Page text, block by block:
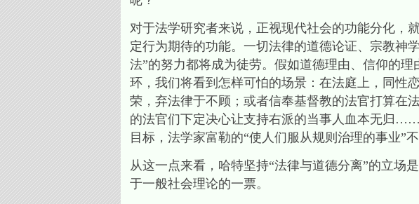
对于法学研究者来说，正视现代社会的功能分化，
定行为期待的功能。一切法律的道德论证、宗教神
法”的努力都将成为徒劳。假如道德理由、信仰的
环，我们将看到怎样可怕的场景：在法庭上，同性
荣，弃法律于不顾；或者信奉基督教的法官打算在
的法官们下定决心让支持右派的当事人血本无归
目标，法学家富勒的“使人们服从规则治理的事业”不
从这一点来看，哈特坚持“法律与道德分离”的立场
于一般社会理论的一票。